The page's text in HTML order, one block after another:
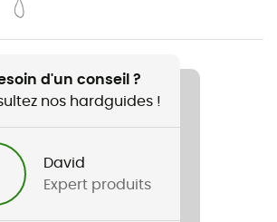
d'un conseil ?
nos hardguides !
David
Expert produits